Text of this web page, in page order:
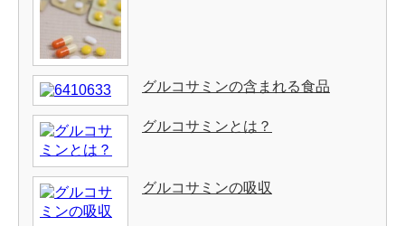
グルコサミンの含まれる食品
グルコサミンとは？
グルコサミンの吸収